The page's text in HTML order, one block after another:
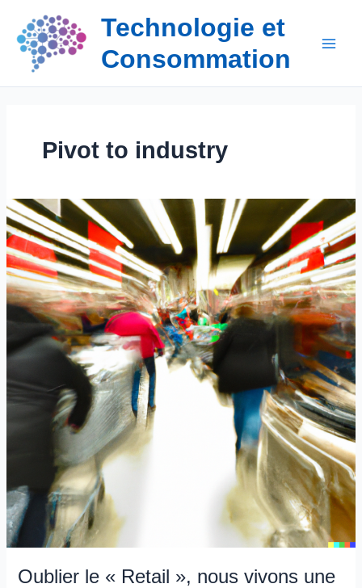
contenu
Technologie et
Consommation
Pivot to industry
Oublier le « Retail », nous vivons une